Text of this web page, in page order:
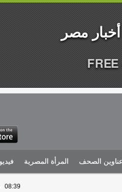
الصحف المرأة المصرية فيديو
08:39